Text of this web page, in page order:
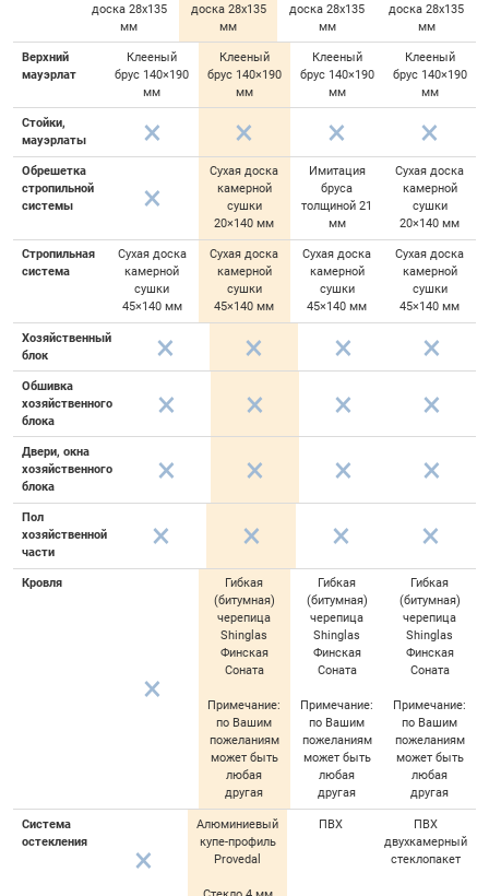
доска 28х135
мм
доска 28х135
мм
доска 28х135
мм
доска 28х135
мм
Верхний
мауэрлат
Клееный
брус 140×190
мм
Клееный
брус 140×190
мм
Клееный
брус 140×190
мм
Клееный
брус 140×190
мм
Стойки,
мауэрлаты
Обрешетка
стропильной
системы
Сухая доска
камерной
сушки
20×140 мм
Имитация
бруса
толщиной 21
мм
Сухая доска
камерной
сушки
20×140 мм
Стропильная
система
Сухая доска
камерной
сушки
45×140 мм
Сухая доска
камерной
сушки
45×140 мм
Сухая доска
камерной
сушки
45×140 мм
Сухая доска
камерной
сушки
45×140 мм
Хозяйственный
блок
Обшивка
хозяйственного
блока
Двери, окна
хозяйственного
блока
Пол
хозяйственной
части
Кровля
Гибкая
(битумная)
черепица
Shinglas
Финская
Соната
Примечание:
по Вашим
пожеланиям
может быть
любая
другая
Гибкая
(битумная)
черепица
Shinglas
Финская
Соната
Примечание:
по Вашим
пожеланиям
может быть
любая
другая
Гибкая
(битумная)
черепица
Shinglas
Финская
Соната
Примечание:
по Вашим
пожеланиям
может быть
любая
другая
Система
остекления
Алюминиевый
купе-профиль
Provedal
ПВХ
ПВХ
двухкамерный
стеклопакет